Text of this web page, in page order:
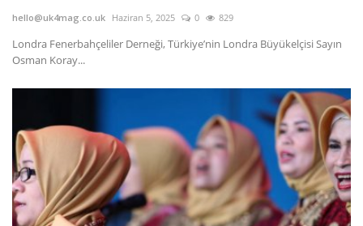
hello@uk4mag.co.uk Haziran 5, 2025 0 829
Londra Fenerbahçeliler Derneği, Türkiye’nin Londra Büyükelçisi Sayın
Osman Koray...